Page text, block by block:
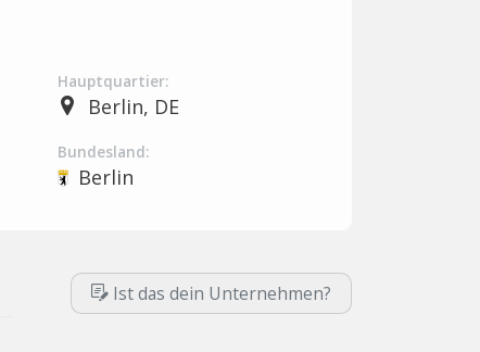
Hauptquartier:
Berlin, DE
Bundesland:
Berlin
Ist das dein Unternehmen?